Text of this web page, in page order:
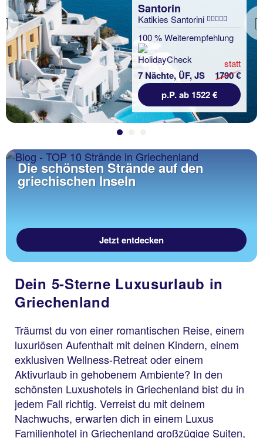
Previous
Santorin
Katikies Santorini
100 % Weiterempfehlung
7 Nächte, ÜF, JS
statt
1790 €
p.P. ab 1522 €
Die schönsten Strände auf den
griechischen Inseln
Jetzt entdecken
Dein 5-Sterne Luxusurlaub in
Griechenland
Träumst du von einer romantischen Reise, einem
luxuriösen Aufenthalt mit deinen Kindern, einem
exklusiven Wellness-Retreat oder einem
Aktivurlaub in gehobenem Ambiente? In den
schönsten Luxushotels in Griechenland bist du in
jedem Fall richtig. Verreist du mit deinem
Nachwuchs, erwarten dich in einem Luxus
Familienhotel in Griechenland großzügige Suiten,